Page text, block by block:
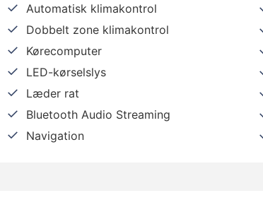
Automatisk klimakontrol
Dobbelt zone klimakontrol
Kørecomputer
LED-kørselslys
Læder rat
Bluetooth Audio Streaming
Navigation